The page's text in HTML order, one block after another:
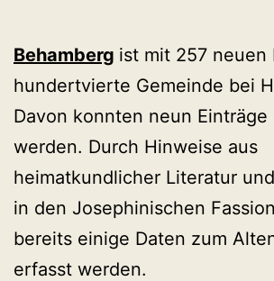
Behamberg ist mit 257 neuen
hundertvierte Gemeinde bei
Davon konnten neun
werden. Durch Hinweise aus
heimatkundlicher Literatur
in den Josephinischen
bereits einige Daten zum
erfasst werden.